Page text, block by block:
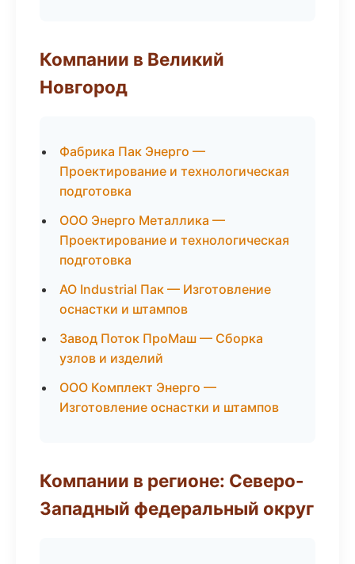
Компании в Великий
Новгород
Фабрика Пак Энерго —
Проектирование и технологическая
подготовка
ООО Энерго Металлика —
Проектирование и технологическая
подготовка
АО Industrial Пак — Изготовление
оснастки и штампов
Завод Поток ПроМаш — Сборка
узлов и изделий
ООО Комплект Энерго —
Изготовление оснастки и штампов
Компании в регионе: Северо-
Западный федеральный округ